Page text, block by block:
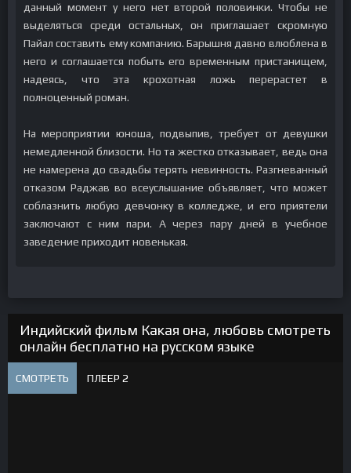
данный момент у него нет второй половинки. Чтобы не
выделяться среди остальных, он приглашает скромную
Пайал составить ему компанию. Барышня давно влюблена в
него и соглашается побыть его временным пристанищем,
надеясь, что эта крохотная ложь перерастет в
полноценный роман.
На мероприятии юноша, подвыпив, требует от девушки
немедленной близости. Но та жестко отказывает, ведь она
не намерена до свадьбы терять невинность. Разгневанный
отказом Раджав во всеуслышание объявляет, что может
соблазнить любую девчонку в колледже, и его приятели
заключают с ним пари. А через пару дней в учебное
заведение приходит новенькая.
Индийский фильм Какая она, любовь смотреть
онлайн бесплатно на русском языке
СМОТРЕТЬ ПЛЕЕР 2